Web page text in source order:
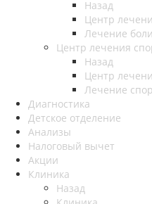
Назад
Центр
Лечение
Центр лечения
Назад
Центр
Лечение
Диагностика
Детское отделение
Анализы
Налоговый вычет
Акции
Клиника
Назад